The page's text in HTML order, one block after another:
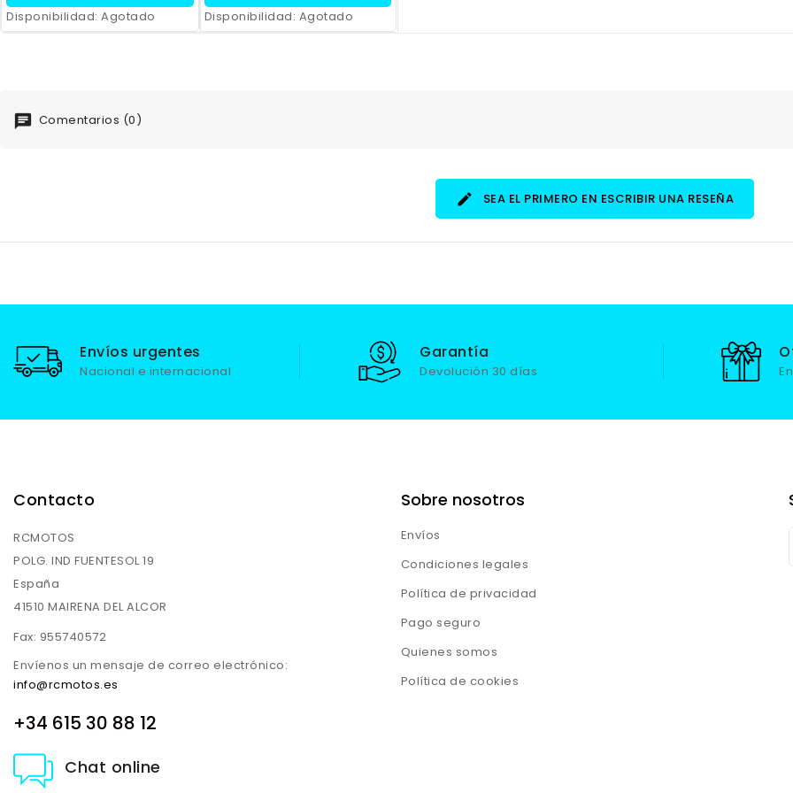
Disponibilidad: Agotado
Disponibilidad: Agotado
Comentarios (0)
SEA EL PRIMERO EN ESCRIBIR UNA RESEÑA
Envíos urgentes
Nacional e internacional
Garantía
Devolución 30 días
Contacto
RCMOTOS
POLG. IND FUENTESOL 19
España
41510 MAIRENA DEL ALCOR
Fax: 955740572
Envíenos un mensaje de correo electrónico:
info@rcmotos.es
+34 615 30 88 12
Chat online
Sobre nosotros
Envíos
Condiciones legales
Política de privacidad
Pago seguro
Quienes somos
Política de cookies